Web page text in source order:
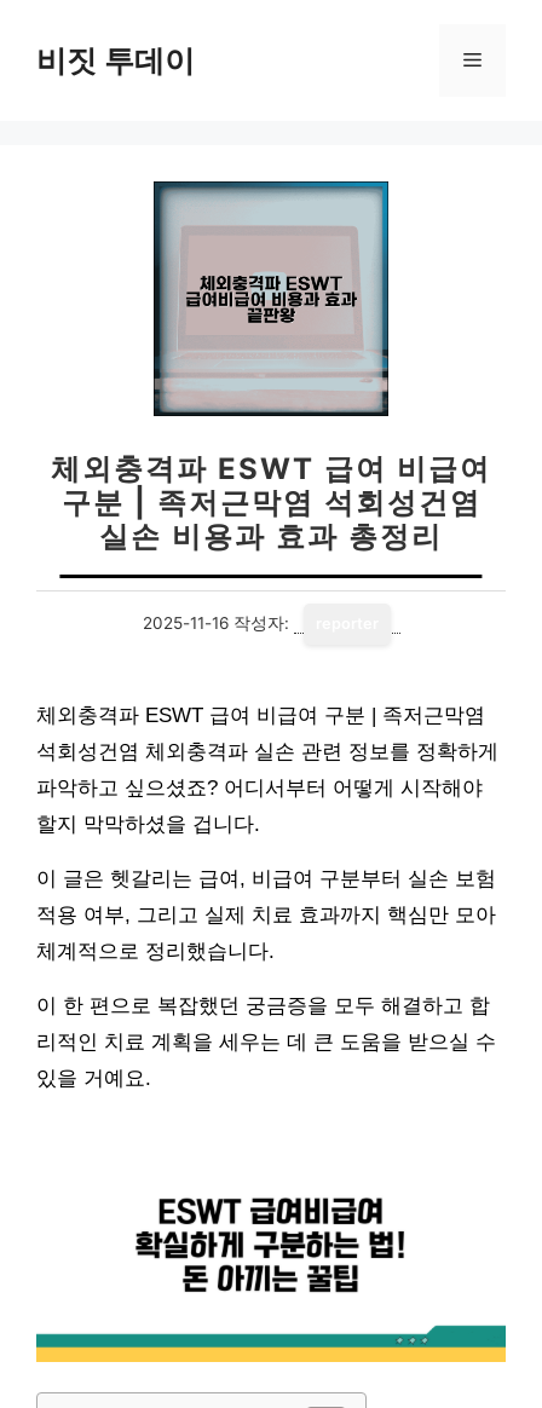
비짓 투데이 메
체외충격파 ESWT 급여 비급여
구분 | 족저근막염 석회성건염
실손 비용과 효과 총정리
2025-11-16 작성자:
체외충격파 ESWT 급여 비급여 구분 | 족저근막염
석회성건염 체외충격파 실손 관련 정보를 정확하게
파악하고 싶으셨죠? 어디서부터 어떻게 시작해야
할지 막막하셨을 겁니다.
이 글은 헷갈리는 급여, 비급여 구분부터 실손 보험
적용 여부, 그리고 실제 치료 효과까지 핵심만 모아
체계적으로 정리했습니다.
이 한 편으로 복잡했던 궁금증을 모두 해결하고 합
리적인 치료 계획을 세우는 데 큰 도움을 받으실 수
있을 거예요.